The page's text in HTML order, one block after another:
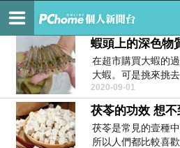
yinq1
在超市購買大蝦的
大蝦。可是挑來挑
壹些深色物質...
2020-09-01
茯苓的功效 想
茯苓是常見的壹種
所以人們都比較喜